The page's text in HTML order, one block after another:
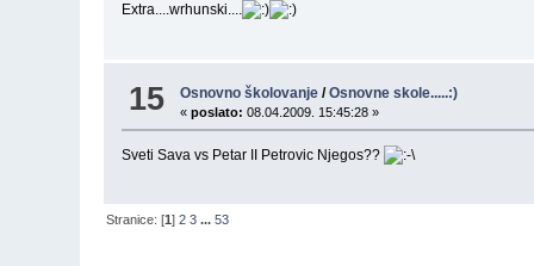
Extra....wrhunski....
15 Osnovno školovanje /Osnovne skole.....:)
«poslato: 08.04.2009. 15:45:28 »
Sveti Sava vs Petar II Petrovic Njegos??
Stranice: [1]2 3 ...53